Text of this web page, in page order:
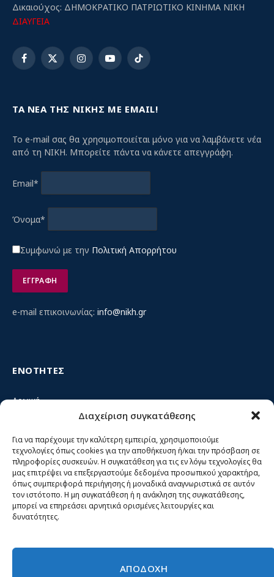
Διαχείριση συγκατάθεσης
Για να παρέχουμε την καλύτερη εμπειρία, χρησιμοποιούμε
τεχνολογίες όπως cookies για την αποθήκευση ή/και την πρόσβαση σε
πληροφορίες συσκευών. Η συγκατάθεση για τις εν λόγω τεχνολογίες θα
μας επιτρέψει να επεξεργαστούμε δεδομένα προσωπικού χαρακτήρα,
όπως συμπεριφορά περιήγησης ή μοναδικά αναγνωριστικά σε αυτόν
τον ιστότοπο. Η μη συγκατάθεση ή η ανάκληση της συγκατάθεσης,
μπορεί να επηρεάσει αρνητικά ορισμένες λειτουργίες και
δυνατότητες.
ΑΠΟΔΟΧΗ
Δικαιούχος: ΔΗΜΟΚΡΑΤΙΚΟ ΠΑΤΡΙΩΤΙΚΟ ΚΙΝΗΜΑ ΝΙΚΗ
ΔΙΑΥΓΕΙΑ
Facebook
X
InstagramYouTubeTikTok
ΤΑ ΝΕΑ ΤΗΣ ΝΙΚΗΣ ΜΕ EMAIL!
Το e-mail σας θα χρησιμοποιείται μόνο για να λαμβάνετε νέα
από τη ΝΙΚΗ. Μπορείτε πάντα να κάνετε απεγγράφη.
Email*
Όνομα*
Συμφωνώ με την Πολιτική Απορρήτου
e-mail επικοινωνίας: info@nikh.gr
ΕΝΟΤΗΤΕΣ
Αρχική
Κίνημα ΝΙΚΗ – Ποιοι είμαστε, αρχές & δράση
Θέσεις
Πρόσωπα
Όργανα και ομάδες
Βίντεο
Δελτία Τύπου